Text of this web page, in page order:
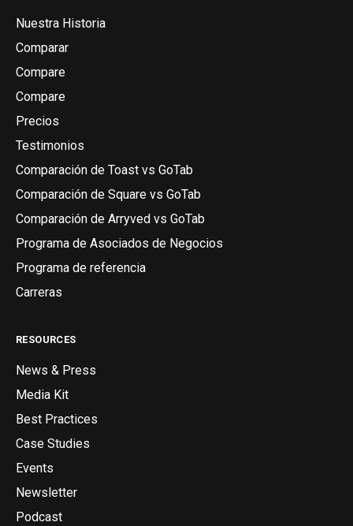
Nuestra Historia
Comparar
Compare
Compare
Precios
Testimonios
Comparación de Toast vs GoTab
Comparación de Square vs GoTab
Comparación de Arryved vs GoTab
Programa de Asociados de Negocios
Programa de referencia
Carreras
RESOURCES
News & Press
Media Kit
Best Practices
Case Studies
Events
Newsletter
Podcast